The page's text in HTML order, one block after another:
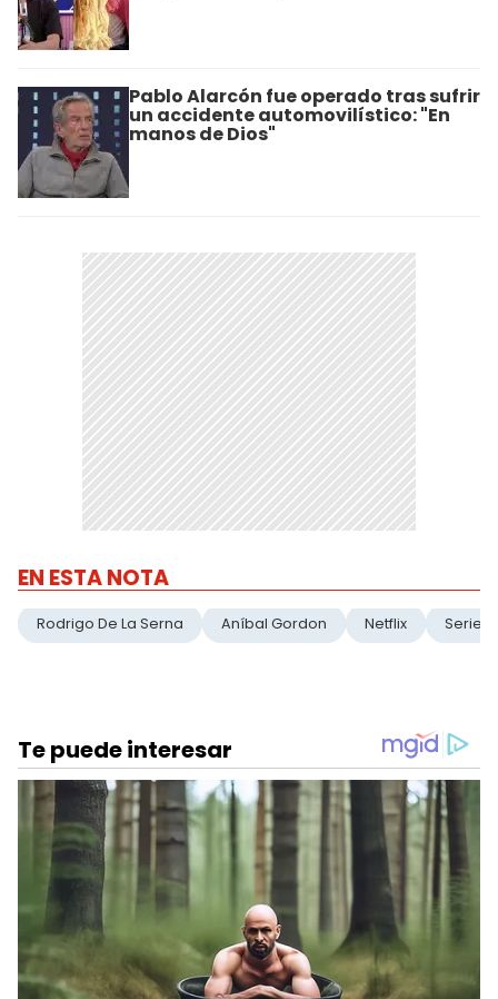
Pablo Alarcón fue operado tras sufrir
un accidente automovilístico: "En
manos de Dios"
EN ESTA NOTA
Rodrigo De La Serna Aníbal Gordon Netflix Serie